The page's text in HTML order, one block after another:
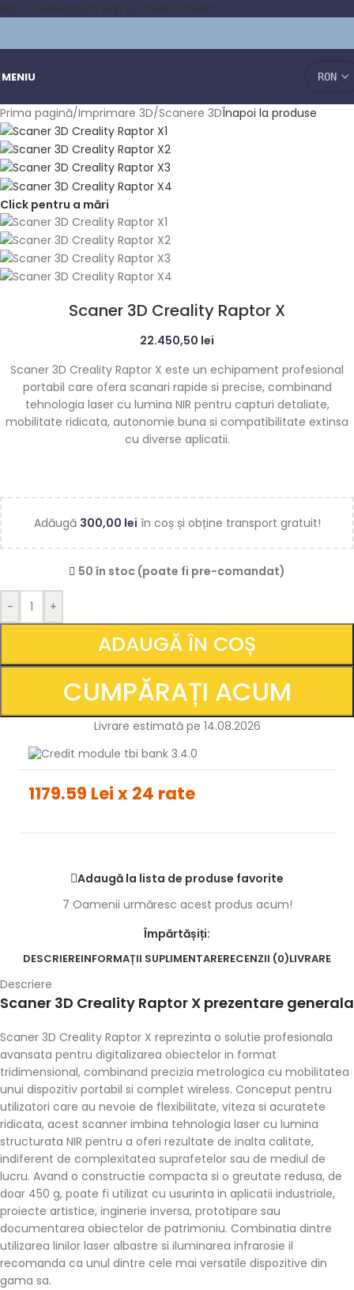
Skip to navigation Skip to main content
MENIU
Prima pagină/Imprimare 3D/Scanere 3DÎnapoi la produse
Click pentru a mări
Scaner 3D Creality Raptor X
22.450,50 lei
Scaner 3D Creality Raptor X este un echipament profesional
portabil care ofera scanari rapide si precise, combinand
tehnologia laser cu lumina NIR pentru capturi detaliate,
mobilitate ridicata, autonomie buna si compatibilitate extinsa
cu diverse aplicatii.
Adăugă 300,00 lei în coș și obține transport gratuit!
50 în stoc (poate fi pre-comandat)
- +
ADAUGĂ ÎN COȘ
CUMPĂRAȚI ACUM
Livrare estimată pe 14.08.2026
1179.59 Lei x 24 rate
Adaugă la lista de produse favorite
7 Oamenii urmăresc acest produs acum!
Împărtășiți:
DESCRIEREINFORMAȚII SUPLIMENTARERECENZII (0)LIVRARE
Descriere
Scaner 3D Creality Raptor X prezentare generala
Scaner 3D Creality Raptor X reprezinta o solutie profesionala
avansata pentru digitalizarea obiectelor in format
tridimensional, combinand precizia metrologica cu mobilitatea
unui dispozitiv portabil si complet wireless. Conceput pentru
utilizatori care au nevoie de flexibilitate, viteza si acuratete
ridicata, acest scanner imbina tehnologia laser cu lumina
structurata NIR pentru a oferi rezultate de inalta calitate,
indiferent de complexitatea suprafetelor sau de mediul de
lucru. Avand o constructie compacta si o greutate redusa, de
doar 450 g, poate fi utilizat cu usurinta in aplicatii industriale,
proiecte artistice, inginerie inversa, prototipare sau
documentarea obiectelor de patrimoniu. Combinatia dintre
utilizarea linilor laser albastre si iluminarea infrarosie il
recomanda ca unul dintre cele mai versatile dispozitive din
gama sa.